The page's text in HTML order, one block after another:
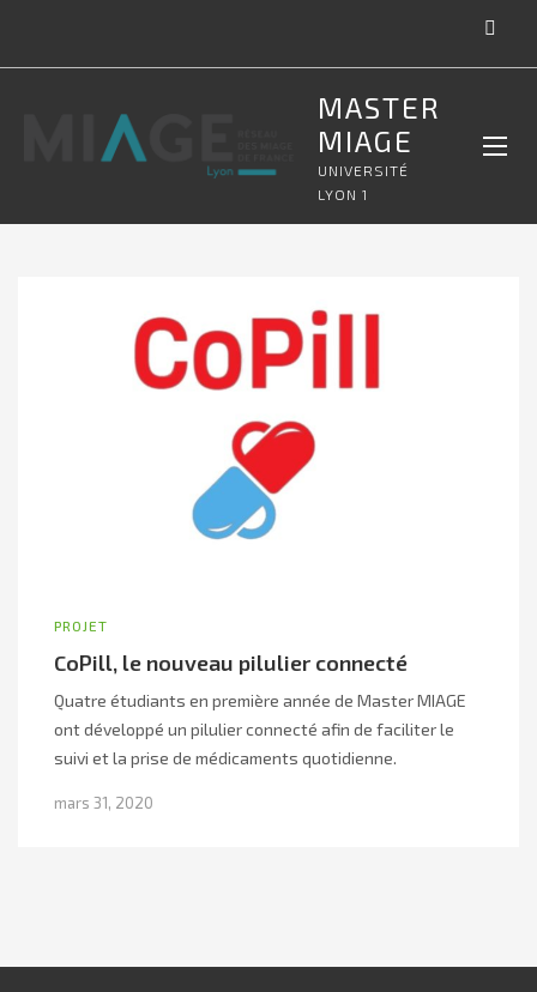
MASTER
MIAGE
UNIVERSITÉ
LYON 1
PROJET
CoPill, le nouveau pilulier connecté
Quatre étudiants en première année de Master MIAGE
ont développé un pilulier connecté afin de faciliter le
suivi et la prise de médicaments quotidienne.
mars 31, 2020